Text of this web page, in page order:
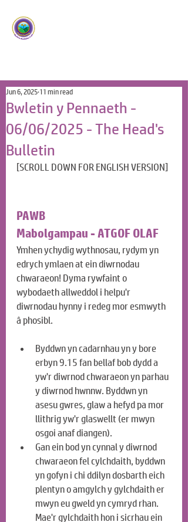
Bwletin y Pennaeth -
06/06/2025 - The Head's
Bulletin
Jun 6, 2025 11 min read
[SCROLL DOWN FOR ENGLISH VERSION]
PAWB
Mabolgampau - ATGOF OLAF
Ymhen ychydig wythnosau, rydym yn
edrych ymlaen at ein diwrnodau
chwaraeon! Dyma rywfaint o
wybodaeth allweddol i helpu'r
diwrnodau hynny i redeg mor esmwyth
â phosibl.
Byddwn yn cadarnhau yn y bore
erbyn 9.15 fan bellaf bob dydd a
yw'r diwrnod chwaraeon yn parhau
y diwrnod hwnnw. Byddwn yn
asesu gwres, glaw a hefyd pa mor
llithrig yw'r glaswellt (er mwyn
osgoi anaf diangen).
Gan ein bod yn cynnal y diwrnod
chwaraeon fel cylchdaith, byddwn
yn gofyn i chi ddilyn dosbarth eich
plentyn o amgylch y gylchdaith er
mwyn eu gweld yn cymryd rhan.
Mae'r gylchdaith hon i sicrhau ein